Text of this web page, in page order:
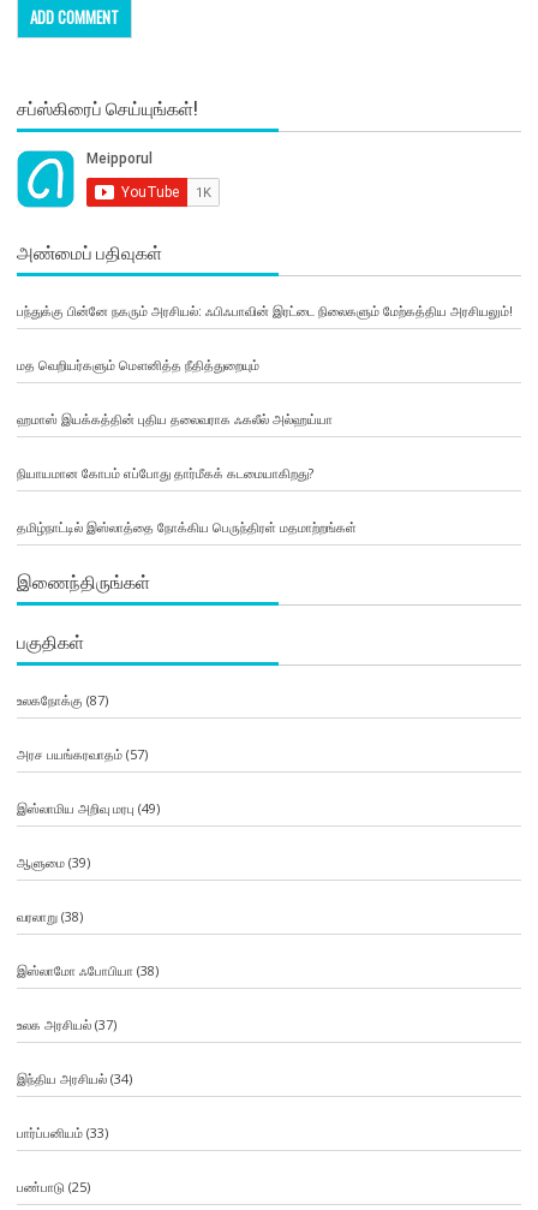
சப்ஸ்கிரைப் செய்யுங்கள்!
அண்மைப் பதிவுகள்
பந்துக்கு பின்னே நகரும் அரசியல்: ஃபிஃபாவின் இரட்டை நிலைகளும் மேற்கத்திய அரசியலும்!
மத வெறியர்களும் மௌனித்த நீதித்துறையும்
ஹமாஸ் இயக்கத்தின் புதிய தலைவராக ஃகலீல் அல்ஹய்யா
நியாயமான கோபம் எப்போது தார்மீகக் கடமையாகிறது?
தமிழ்நாட்டில் இஸ்லாத்தை நோக்கிய பெருந்திரள் மதமாற்றங்கள்
இணைந்திருங்கள்
பகுதிகள்
உலகநோக்கு (87)
அரச பயங்கரவாதம்(57)
இஸ்லாமிய அறிவு மரபு (49)
ஆளுமை(39)
வரலாறு(38)
இஸ்லாமோ ஃபோபியா (38)
உலக அரசியல்(37)
இந்திய அரசியல்(34)
பார்ப்பனியம்(33)
பண்பாடு(25)